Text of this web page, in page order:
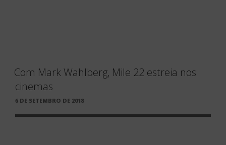
Com Mark Wahlberg, Mile 22 estreia nos
cinemas
PUBLICADO
6 DE SETEMBRO DE 2018